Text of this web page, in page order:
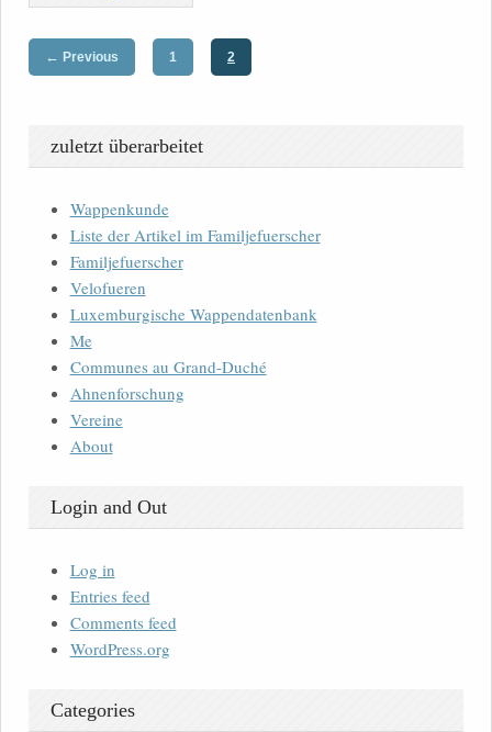
← Previous 1 2
zuletzt überarbeitet
Wappenkunde
Liste der Artikel im Familjefuerscher
Familjefuerscher
Velofueren
Luxemburgische Wappendatenbank
Me
Communes au Grand-Duché
Ahnenforschung
Vereine
About
Login and Out
Log in
Entries feed
Comments feed
WordPress.org
Categories